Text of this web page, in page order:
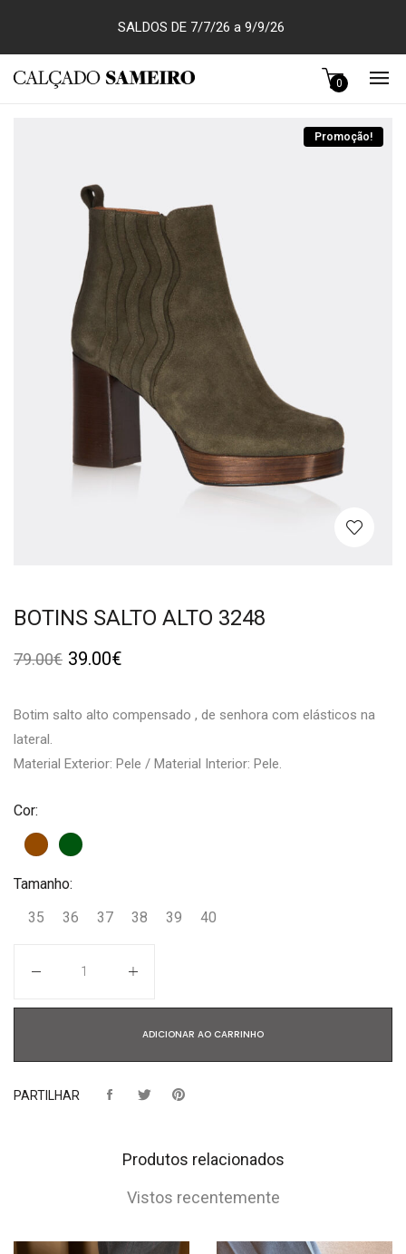
SALDOS DE 7/7/26 a 9/9/26
0
Promoção!
BOTINS SALTO ALTO 3248
79.00€ 39.00€
Botim salto alto compensado , de senhora com elásticos na
lateral.
Material Exterior: Pele / Material Interior: Pele.
Cor:
Tamanho:
35
36 37 38 39 40
ADICIONAR AO CARRINHO
PARTILHAR
Produtos relacionados
Vistos recentemente